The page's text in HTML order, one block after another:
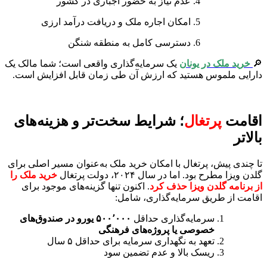
امکان اجاره ملک و دریافت درآمد ارزی
دسترسی کامل به منطقه شنگن
🔎 خرید ملک در یونان یک سرمایه‌گذاری واقعی است؛ شما مالک یک
دارایی ملموس هستید که ارزش آن طی زمان قابل افزایش است.
اقامت پرتغال؛ شرایط سخت‌تر و هزینه‌های
بالاتر
تا چندی پیش، پرتغال با امکان خرید ملک به‌عنوان مسیر اصلی برای
گلدن ویزا مطرح بود. اما در سال ۲۰۲۴، دولت پرتغال
خرید ملک را
از برنامه گلدن ویزا حذف کرد. اکنون تنها گزینه‌های موجود برای
اقامت از طریق سرمایه‌گذاری، شامل:
سرمایه‌گذاری حداقل
۵۰۰٬۰۰۰ یورو در صندوق‌های
خصوصی یا پروژه‌های فرهنگی
تعهد به نگهداری سرمایه برای حداقل ۵ سال
ریسک بالا و عدم تضمین سود